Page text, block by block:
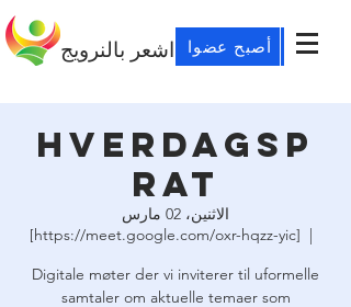
اشعر بالنرويج أصبح عضوا
Hverdagsp
rat
الاثنين، 02 مارس
  |
[https://meet.google.com/oxr-hqzz-yic]
Digitale møter der vi inviterer til uformelle
samtaler om aktuelle temaer som